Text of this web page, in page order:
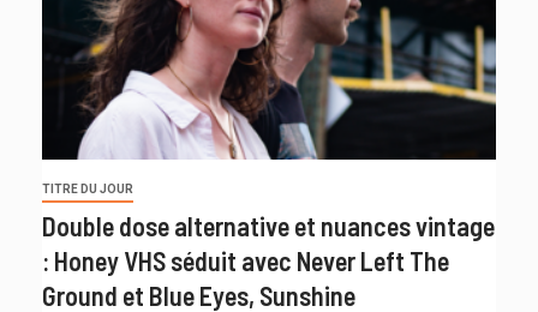
TITRE DU JOUR
Double dose alternative et nuances vintage
: Honey VHS séduit avec Never Left The
Ground et Blue Eyes, Sunshine